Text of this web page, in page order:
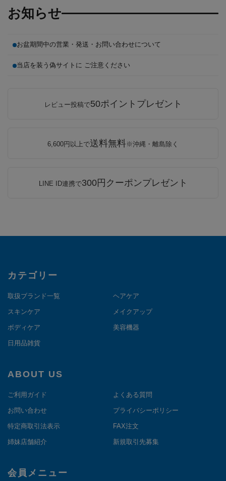
お知らせ
お盆期間中の営業・発送・お問い合わせについて
当店を装う偽サイトに ご注意ください
レビュー投稿で50ポイントプレゼント
6,600円以上で送料無料※沖縄・離島除く
LINE ID連携で300円クーポンプレゼント
カテゴリー
取扱ブランド一覧 ヘアケア
スキンケア メイクアップ
ボディケア 美容機器
日用品雑貨
ABOUT US
ご利用ガイド よくある質問
お問い合わせ プライバシーポリシー
特定商取引法表示 FAX注文
姉妹店舗紹介 新規取引先募集
会員メニュー